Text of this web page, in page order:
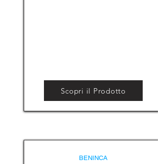
Scopri il Prodotto
BENINCA